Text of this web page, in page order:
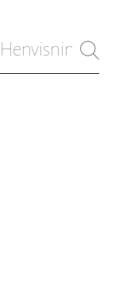
Henvisninger